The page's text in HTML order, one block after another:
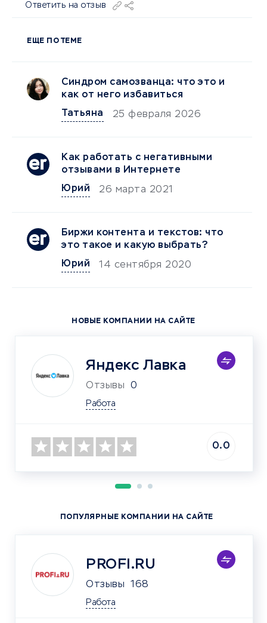
Ответить на отзыв
ЕЩЕ ПО ТЕМЕ
Синдром самозванца: что это и
как от него избавиться
Татьяна
25 февраля 2026
Как работать с негативными
отзывами в Интернете
Юрий
26 марта 2021
Биржи контента и текстов: что
это такое и какую выбрать?
Юрий
14 сентября 2020
НОВЫЕ КОМПАНИИ НА САЙТЕ
Яндекс Лавка
Отзывы 0
Работа
0.0
ПОПУЛЯРНЫЕ КОМПАНИИ НА САЙТЕ
PROFI.RU
Отзывы 168
Работа